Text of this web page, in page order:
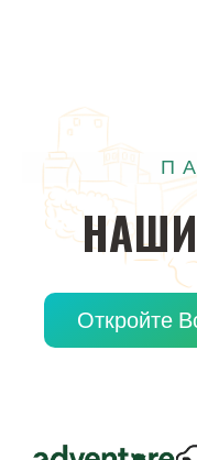
НАШИ
Откройте